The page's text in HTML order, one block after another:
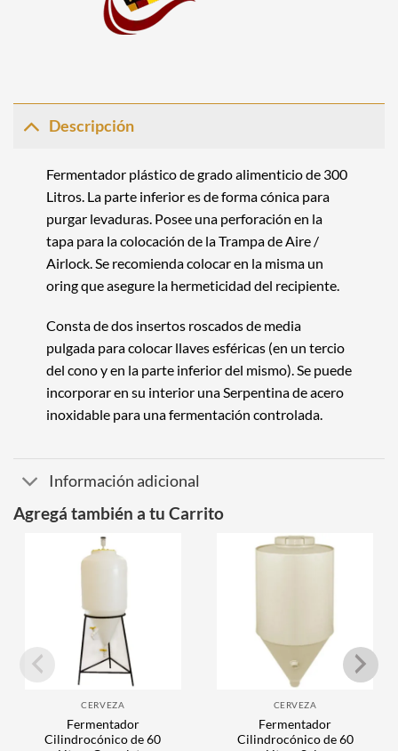
Descripción
Fermentador plásticode grado alimenticio de 300
Litros. La parte inferior es de forma cónica para
purgar levaduras. Posee una perforación en la
tapa para la colocación de la Trampa de Aire /
Airlock. Se recomienda colocar en la misma un
oring que asegure la hermeticidad del recipiente.
Consta de dos insertos roscados de media
pulgada para colocar llaves esféricas (en un tercio
del cono y en la parte inferior del mismo). Se puede
incorporar en su interior una Serpentina de acero
inoxidable para una fermentación controlada.
Información adicional
Agregá también a tu Carrito
CERVEZA
Fermentador
Cilindrocónico de 60
CERVEZA
Fermentador
Cilindrocónico de 60